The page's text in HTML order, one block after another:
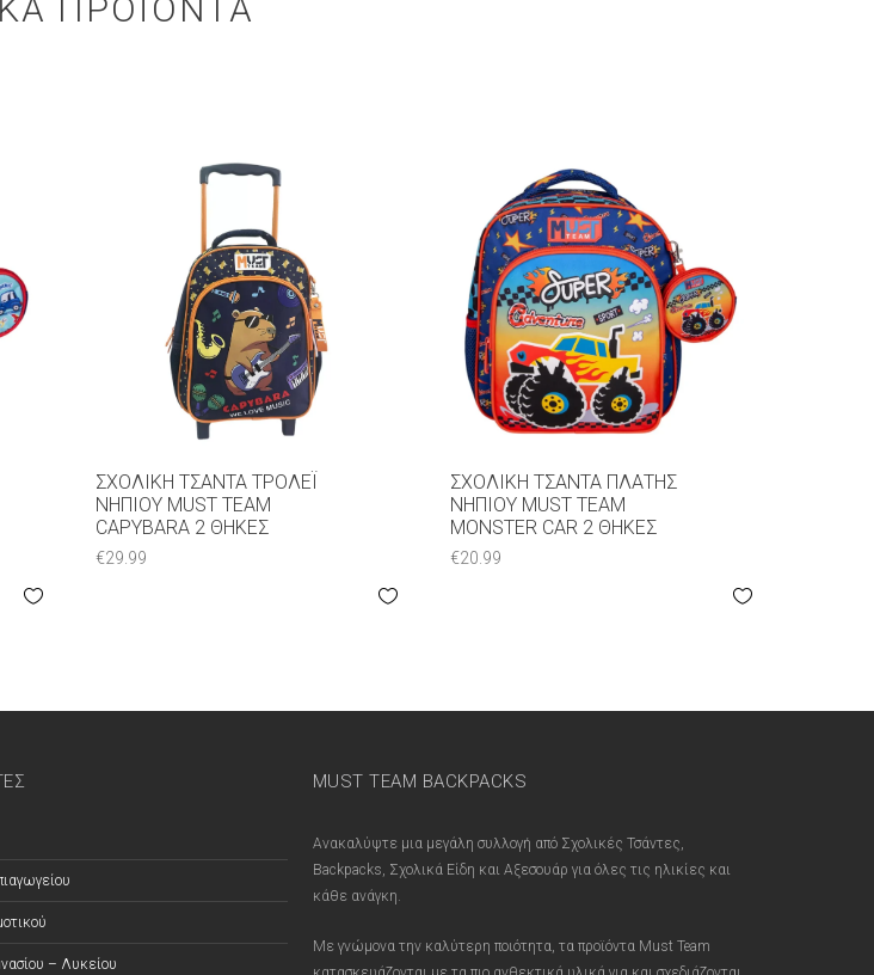
ΠΡΟΪΌΝΤΑ
ΣΧΟΛΙΚΉ ΤΣΆΝΤΑ ΤΡΌΛΕΪ
ΝΗΠΊΟΥ MUST TEAM
CAPYBARA 2 ΘΉΚΕΣ
€29.99
ΣΧΟΛΙΚΉ ΤΣΆΝΤΑ ΠΛΆΤΗΣ
ΝΗΠΊΟΥ MUST TEAM
MONSTER CAR 2 ΘΉΚΕΣ
€20.99
– Λυκείου
MUST TEAM BACKPACKS
Ανακαλύψτε μια μεγάλη συλλογή από Σχολικές Τσάντες,
Backpacks, Σχολικά Είδη και Αξεσουάρ για όλες τις ηλικίες και
κάθε ανάγκη.
Με γνώμονα την καλύτερη ποιότητα, τα προϊόντα Must Team